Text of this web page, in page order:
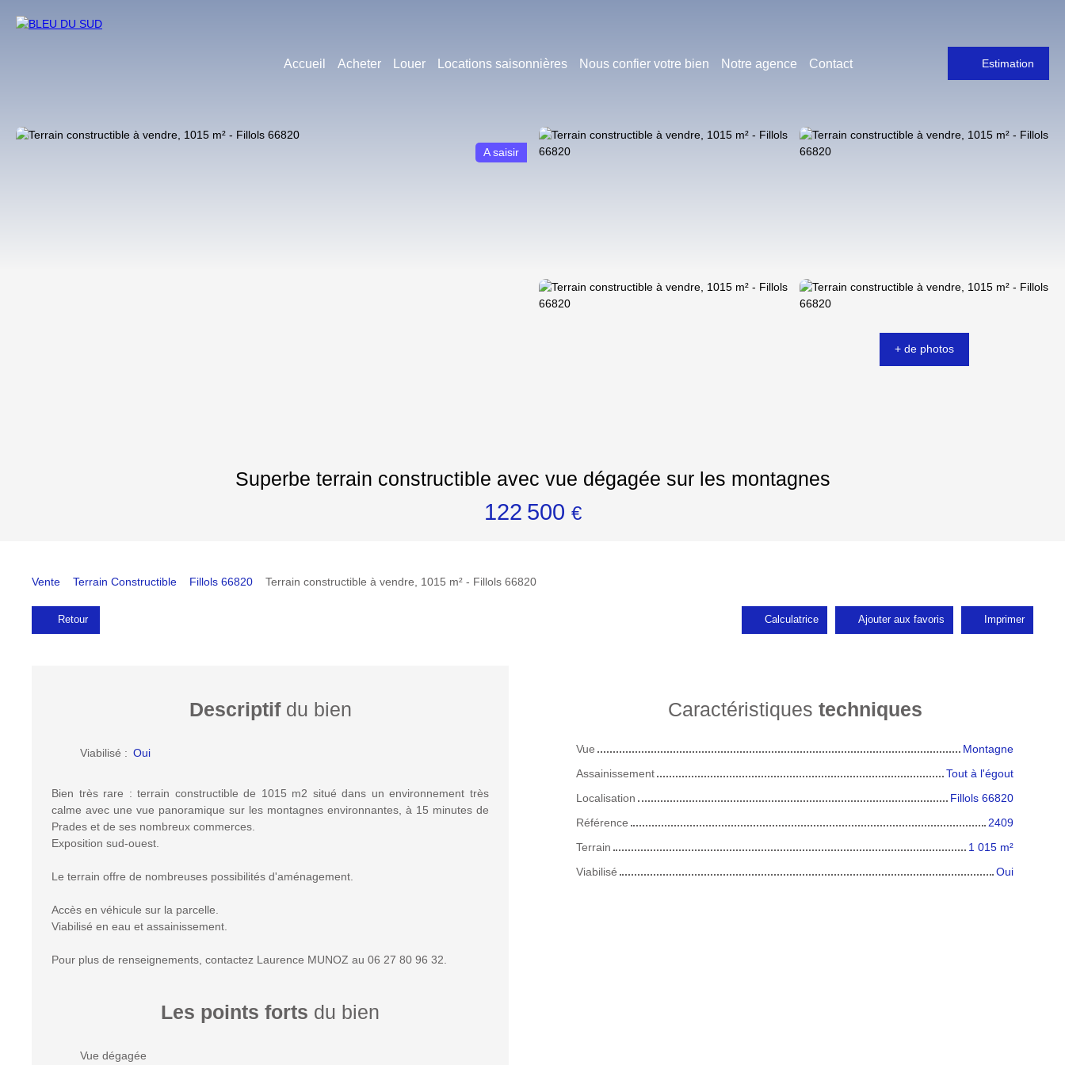
Accueil Acheter Louer Locations saisonnières Nous confier votre bien Notre agence Contact Estimation
A saisir
+ de photos
Superbe terrain constructible avec vue dégagée sur les montagnes
122 500 €
Vente Terrain Constructible Fillols 66820 Terrain constructible à vendre, 1015 m² - Fillols 66820
Retour Calculatrice Ajouter aux favoris Imprimer
Descriptifdu bien
Viabilisé : Oui
Bien très rare : terrain constructible de 1015 m2 situé dans un environnement très
calme avec une vue panoramique sur les montagnes environnantes, à 15 minutes de
Prades et de ses nombreux commerces.
Exposition sud-ouest.
Le terrain offre de nombreuses possibilités d'aménagement.
Accès en véhicule sur la parcelle.
Viabilisé en eau et assainissement.
Pour plus de renseignements, contactez Laurence MUNOZ au 06 27 80 96 32.
Les points forts du bien
Vue dégagée
Caractéristiques techniques
Vue
Montagne
Assainissement
Tout à l'égout
Localisation
Fillols 66820
Référence
2409
Terrain
1 015 m²
Viabilisé
Oui